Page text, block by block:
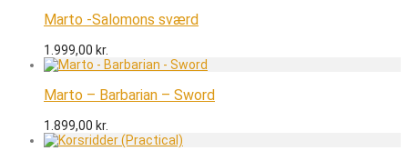
Marto -Salomons sværd
1.999,00 kr.
Marto – Barbarian – Sword
1.899,00 kr.